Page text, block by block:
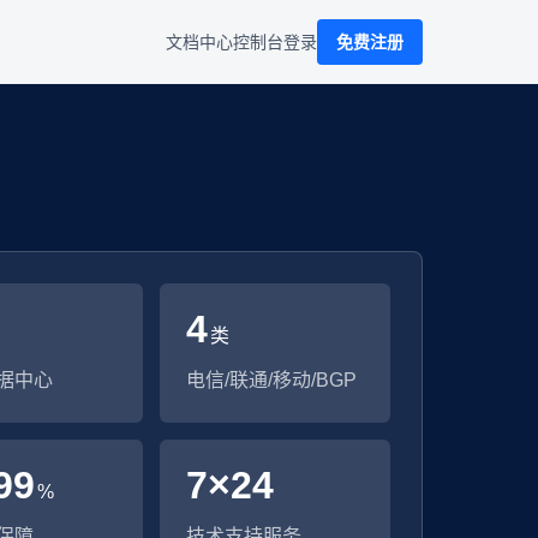
文档中心控制台登录 免费注册
中心
4类
电信/联通/移动/BGP
% 7×24